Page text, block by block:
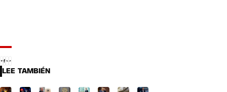
LEE TAMBIÉN